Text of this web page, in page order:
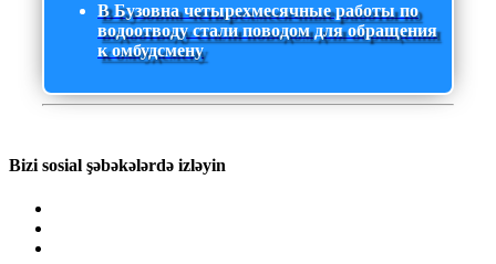
В Бузовна четырехмесячные работы по
водоотводу стали поводом для обращения
к омбудсмену
Bizi sosial şəbəkələrdə izləyin